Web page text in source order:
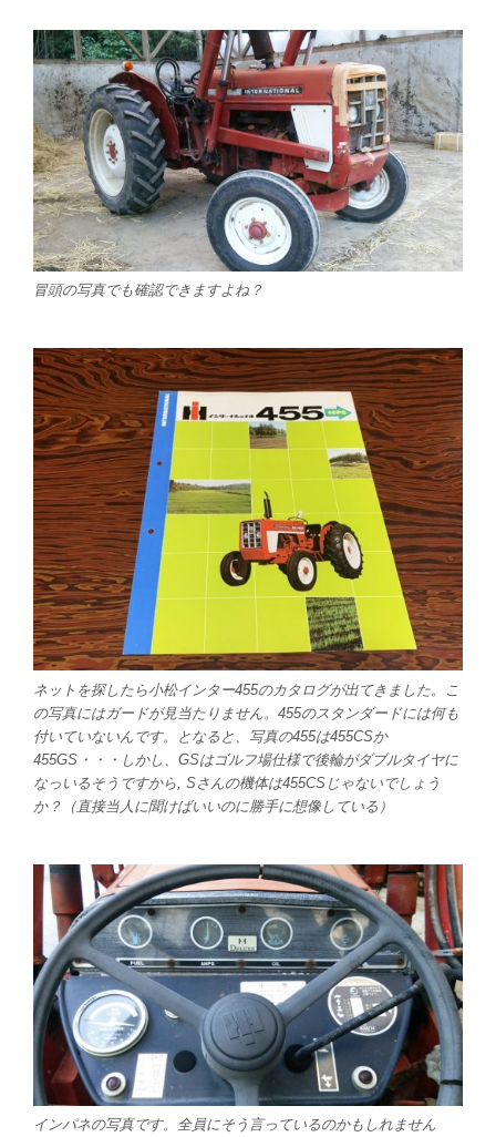
冒頭の写真でも確認できますよね？
ネットを探したら小松インター455のカタログが出てきました。こ
の写真にはガードが見当たりません。455のスタンダードには何も
付いていないんです。となると、写真の455は455CSか
455GS・・・しかし、GSはゴルフ場仕様で後輪がダブルタイヤに
なっいるそうですから, Sさんの機体は455CSじゃないでしょう
か？（直接当人に聞けばいいのに勝手に想像している）
インパネの写真です。全員にそう言っているのかもしれません